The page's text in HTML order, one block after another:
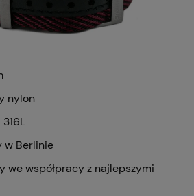
nylon
w Berlinie
we współpracy z najlepszymi